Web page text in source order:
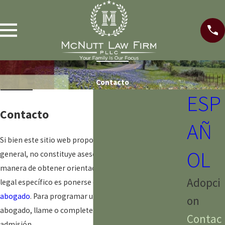
Contacto
Contacto
Si bien este sitio web proporciona información
general, no constituye asesoramiento legal. La mejor
manera de obtener orientación sobre su problema
legal específico es ponerse en contacto con
abogado. Para programar una reunión con un
abogado, llame o complete el siguiente formulario de
ESP
AÑ
OL
Adopci
on
Contac